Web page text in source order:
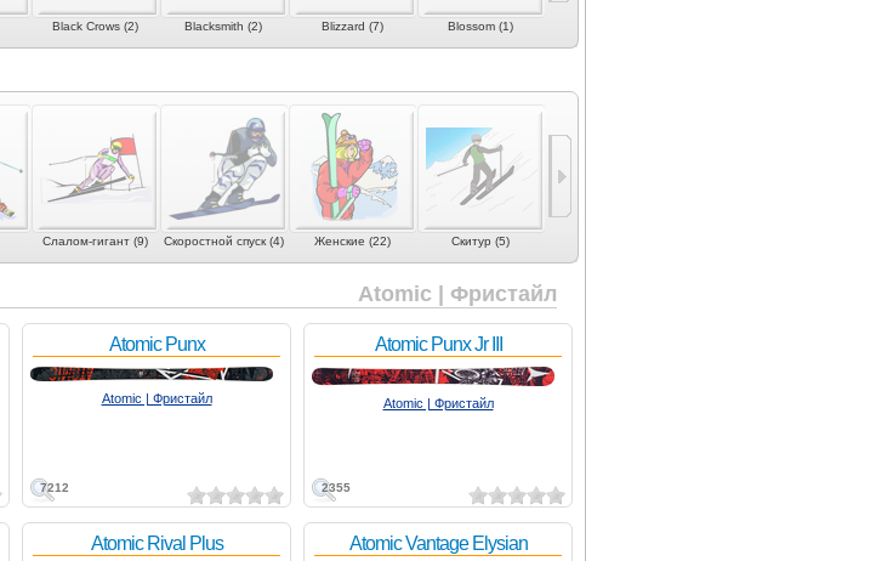
Black Crows (2) Blacksmith (2) Blizzard (7) Blossom (1)
Слалом-гигант (9) Скоростной спуск (4) Женские (22) Скитур (5)
Atomic | Фристайл
7212
Atomic Punx
Atomic | Фристайл
2355
Atomic Punx Jr III
Atomic | Фристайл
Atomic Rival Plus Atomic Vantage Elysian